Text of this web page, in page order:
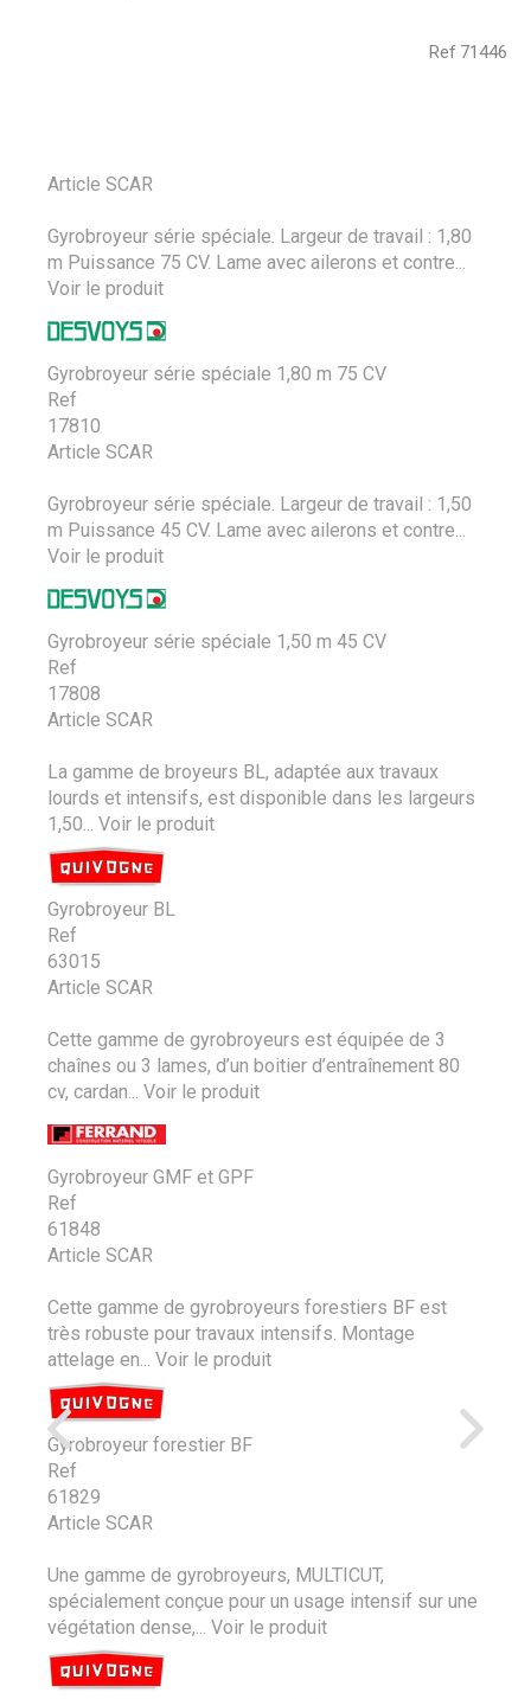
Ref 71446
Article SCAR
Gyrobroyeur série spéciale. Largeur de travail : 1,80
m Puissance 75 CV. Lame avec ailerons et contre...
Voir le produit
Gyrobroyeur série spéciale 1,80 m 75 CV
Ref
17810
Article SCAR
Gyrobroyeur série spéciale. Largeur de travail : 1,50
m Puissance 45 CV. Lame avec ailerons et contre...
Voir le produit
Gyrobroyeur série spéciale 1,50 m 45 CV
Ref
17808
Article SCAR
La gamme de broyeurs BL, adaptée aux travaux
lourds et intensifs, est disponible dans les largeurs
1,50...
Voir le produit
Gyrobroyeur BL
Ref
63015
Article SCAR
Cette gamme de gyrobroyeurs est équipée de 3
chaînes ou 3 lames, d’un boitier d’entraînement 80
cv, cardan...
Voir le produit
Gyrobroyeur GMF et GPF
Ref
61848
Article SCAR
Cette gamme de gyrobroyeurs forestiers BF est
très robuste pour travaux intensifs. Montage
attelage en...
Voir le produit
Gyrobroyeur forestier BF
Ref
61829
Article SCAR
Une gamme de gyrobroyeurs, MULTICUT,
spécialement conçue pour un usage intensif sur une
végétation dense,...
Voir le produit